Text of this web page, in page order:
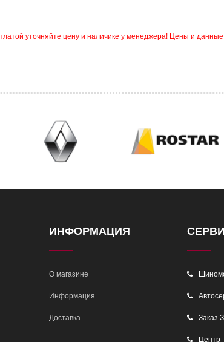
уточняйте цену и наличике у менеджера! Цены и данные
ИНФОРМАЦИЯ
О магазине
Информация
Доставка Заказ
Центр